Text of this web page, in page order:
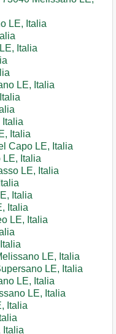
LE, Italia
Italia
LE, Italia
Italia
Italia
Capo LE, Italia
LE, Italia
LE, Italia
Italia
Italia
LE, Italia
LE, Italia
LE, Italia
LE, Italia
LE, Italia
Italia
Italia